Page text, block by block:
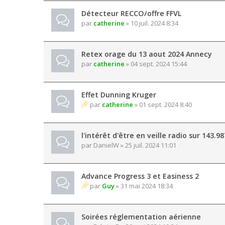
Détecteur RECCO/offre FFVL
par catherine » 10 juil. 2024 8:34
Retex orage du 13 aout 2024 Annecy
par catherine » 04 sept. 2024 15:44
Effet Dunning Kruger
par catherine » 01 sept. 2024 8:40
l'intérêt d'être en veille radio sur
par DanielW» 25 juil. 2024 11:01
Advance Progress 3 et Easiness 2
par Guy» 31 mai 2024 18:34
Soirées réglementation aérienne